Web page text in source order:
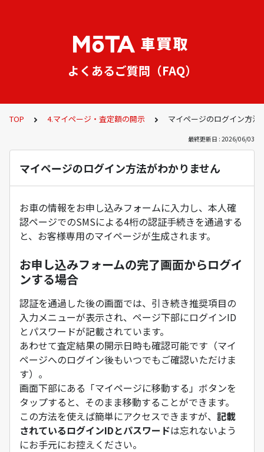
よくあるご質問（FAQ）
TOP 4.マイページ・査定額の開示 マイページのログイン方法
最終更新日 : 2026/06/03
マイページのログイン方法がわかりません
お車の情報をお申し込みフォームに入力し、本人確
認ページでのSMSによる4桁の認証手続きを通過する
と、お客様専用のマイページが生成されます。
お申し込みフォームの完了画面からログイ
ンする場合
認証を通過した後の画面では、引き続き推奨項目の
入力メニューが表示され、ページ下部にログインID
とパスワードが記載されています。
あわせて査定結果の開示日時も確認可能です（マイ
ページへのログイン後もいつでもご確認いただけま
す）。
画面下部にある「マイページに移動する」ボタンを
タップすると、そのまま移動することができます。
この方法を使えば簡単にアクセスできますが、 記載
されているログインIDとパスワードは忘れないよう
にお手元にお控えください。